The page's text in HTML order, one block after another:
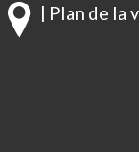
| Plan de la